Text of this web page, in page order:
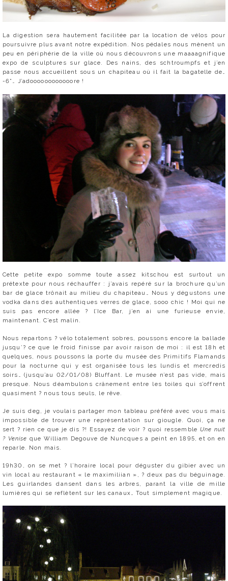
La digestion sera hautement facilitée par la location de vélos pour
poursuivre plus avant notre expédition. Nos pédales nous mènent un
peu en périphérie de la ville où nous découvrons une maaaagnifique
expo de sculptures sur glace. Des nains, des schtroumpfs et j’en
passe nous accueillent sous un chapiteau où il fait la bagatelle de…
-6°… J’adoooooooooooore !
Cette petite expo somme toute assez kitschou est surtout un
prétexte pour nous réchauffer : j’avais repéré sur la brochure qu’un
bar de glace trônait au milieu du chapiteau… Nous y dégustons une
vodka dans des authentiques verres de glace, sooo chic ! Moi qui ne
suis pas encore allée ? l’Ice Bar, j’en ai une furieuse envie,
maintenant. C’est malin.
Nous repartons ? vélo totalement sobres, poussons encore la ballade
jusqu’? ce que le froid finisse par avoir raison de moi : il est 18h et
quelques, nous poussons la porte du musée des Primitifs Flamands
pour la nocturne qui y est organisée tous les lundis et mercredis
soirs… (jusqu’au 02/01/08) Bluffant. Le musée n’est pas vide, mais
presque. Nous déambulons crânement entre les toiles qui s’offrent
quasiment ? nous tous seuls, le rêve.
Je suis deg, je voulais partager mon tableau préféré avec vous mais
impossible de trouver une représentation sur giougle. Quoi, ça ne
sert ? rien ce que je dis ?! Essayez de voir ? quoi ressemble Une nuit
? Venise que William Degouve de Nuncques a peint en 1895, et on en
reparle. Non mais.
19h30, on se met ? l’horaire local pour déguster du gibier avec un
vin local au restaurant « le maximiliian », ? deux pas du béguinage.
Les guirlandes dansent dans les arbres, parant la ville de mille
lumières qui se reflètent sur les canaux… Tout simplement magique.